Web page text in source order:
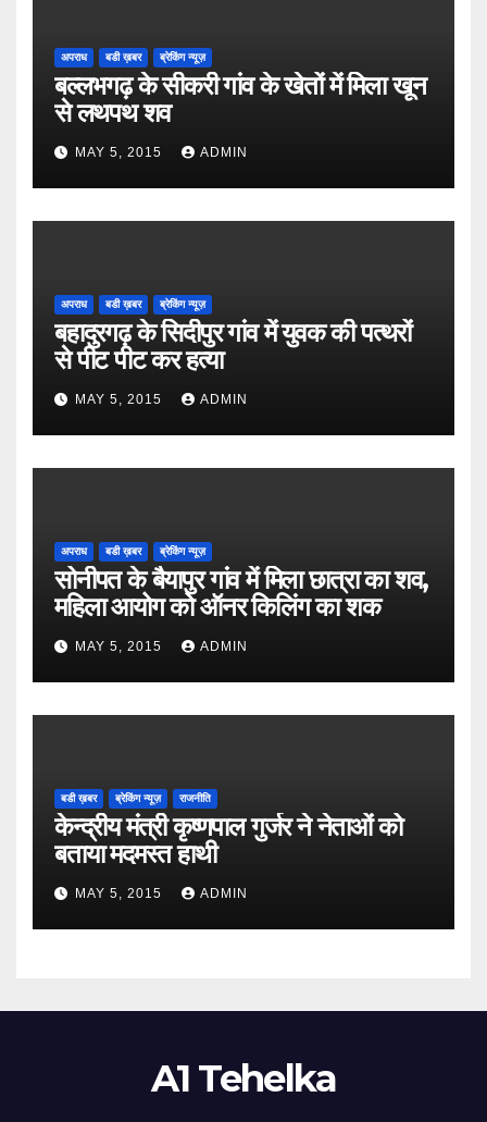
अपराध बडी ख़बर ब्रेकिंग न्यूज़
बल्लभगढ़ के सीकरी गांव के खेतों में मिला खून
से लथपथ शव
MAY 5, 2015 ADMIN
अपराध बडी ख़बर ब्रेकिंग न्यूज़
बहादुरगढ़ के सिदीपुर गांव में युवक की पत्थरों
से पीट पीट कर हत्या
MAY 5, 2015 ADMIN
अपराध बडी ख़बर ब्रेकिंग न्यूज़
सोनीपत के बैयापुर गांव में मिला छात्रा का शव,
महिला आयोग को ऑनर किलिंग का शक
MAY 5, 2015 ADMIN
बडी ख़बर ब्रेकिंग न्यूज़ राजनीति
केन्द्रीय मंत्री कृष्णपाल गुर्जर ने नेताओं को
बताया मदमस्त हाथी
MAY 5, 2015 ADMIN
A1 Tehelka